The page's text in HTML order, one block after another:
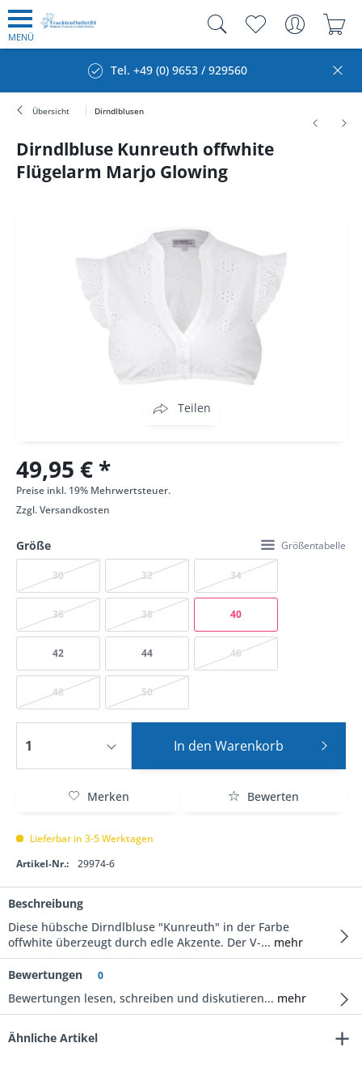
MENÜ
Tel. +49 (0) 9653 / 929560
Übersicht Dirndlblusen
Dirndlbluse Kunreuth offwhite
Flügelarm Marjo Glowing
Teilen
49,95 € *
Preise inkl. 19% Mehrwertsteuer.
Zzgl.Versandkosten
Größe Größentabelle
30 32 34
36 38 40
42 44 46
48 50
In den Warenkorb
Merken Bewerten
Lieferbar in 3-5 Werktagen
Artikel-Nr.:
29974-6
Beschreibung
Diese hübsche Dirndlbluse "Kunreuth" in der Farbe
offwhite überzeugt durch edle Akzente. Der V-... mehr
Bewertungen 0
Bewertungen lesen, schreiben und diskutieren... mehr
Ähnliche Artikel